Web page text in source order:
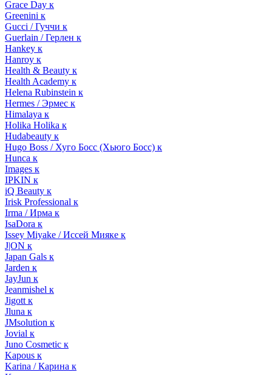
Grace Day к
Greenini к
Gucci / Гуччи к
Guerlain / Герлен к
Hankey к
Hanroy к
Health & Beauty к
Health Academy к
Helena Rubinstein к
Hermes / Эрмес к
Himalaya к
Holika Holika к
Hudabeauty к
Hugo Boss / Хуго Босс (Хьюго Босс) к
Hunca к
Images к
IPKIN к
iQ Beauty к
Irisk Professional к
Irma / Ирма к
IsaDora к
Issey Miyake / Иссей Мияке к
J|ON к
Japan Gals к
Jarden к
JayJun к
Jeanmishel к
Jigott к
Jluna к
JMsolution к
Jovial к
Juno Cosmetic к
Kapous к
Karina / Карина к